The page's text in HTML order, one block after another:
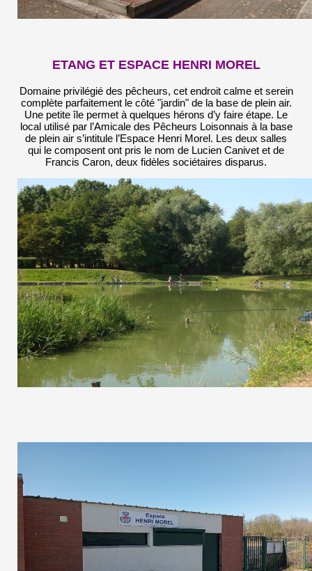
ETANG ET ESPACE HENRI MOREL
Domaine privilégié des pêcheurs, cet endroit calme et serein
complète parfaitement le côté "jardin" de la base de plein air.
Une petite île permet à quelques hérons d’y faire étape. Le
local utilisé par l’Amicale des Pêcheurs Loisonnais à la base
de plein air s’intitule l’Espace Henri Morel. Les deux salles
qui le composent ont pris le nom de Lucien Canivet et de
Francis Caron, deux fidèles sociétaires disparus.